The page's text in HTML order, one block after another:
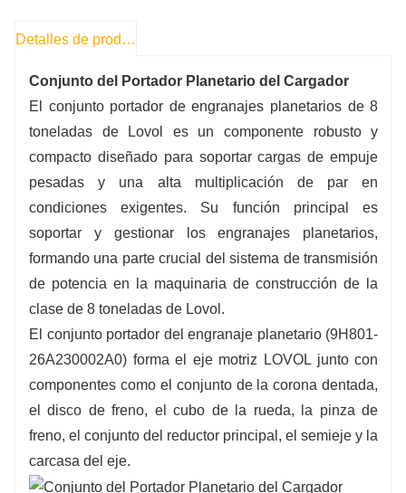
operativo y fiabilidad estructural superior.
4. Suministro directo de fábrica, con soporte
para personalización según condiciones de
5. Solución rentable con control de calidad
integral y soporte postventa.
6. Stock listo en almacén, garantizando entrega
rápida y servicio logístico eficiente.
Detalles de producto
Conjunto del Portador Planetario del Cargador
El conjunto portador de engranajes planetarios de 8
toneladas de Lovol es un componente robusto y
compacto diseñado para soportar cargas de empuje
pesadas y una alta multiplicación de par en
condiciones exigentes. Su función principal es
soportar y gestionar los engranajes planetarios,
formando una parte crucial del sistema de transmisión
de potencia en la maquinaria de construcción de la
clase de 8 toneladas de Lovol.
El conjunto portador del engranaje planetario (9H801-
26A230002A0) forma el eje motriz LOVOL junto con
componentes como el conjunto de la corona dentada,
el disco de freno, el cubo de la rueda, la pinza de
freno, el conjunto del reductor principal, el semieje y la
carcasa del eje.